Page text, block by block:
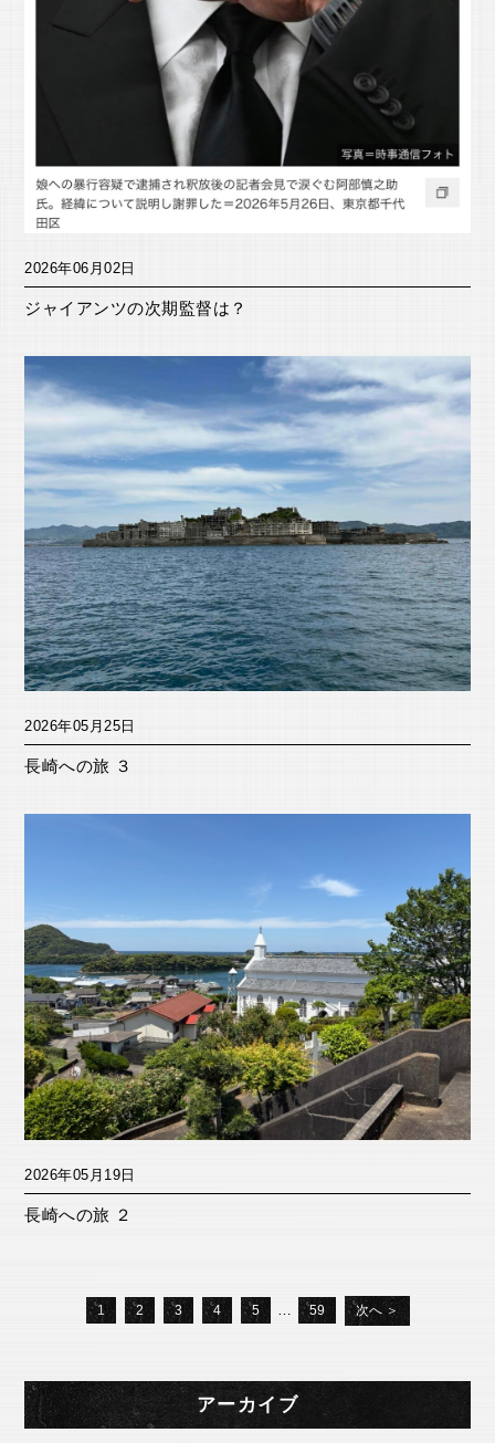
2026年06月02日
ジャイアンツの次期監督は？
2026年05月25日
長崎への旅 ３
2026年05月19日
長崎への旅 ２
1 2 3 4 5 59 次へ ＞
アーカイブ